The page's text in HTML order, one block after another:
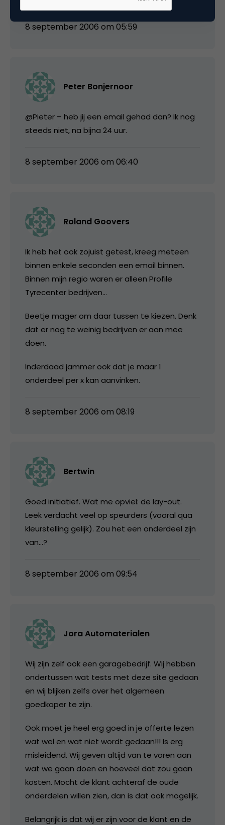
8 september 2006 om 05:59
Peter Bonjernoor
@Pieter – heb jij een email gehad dan? Ik nog
steeds niet, na bijna 24 uur.
8 september 2006 om 06:40
Roland Goovers
Ik heb het ook zojuist getest, kreeg meteen
binnen enkele seconden een email binnen.
Binnen mijn regio waren er alleen Profile
Tyrecenter bedrijven…
Beetje mager om daar tussen te kiezen. Denk
dat er nog te weinig bedrijven er aan mee
doen.
Inderdaad jammer ook dat je maar 1
onderdeel per x kan aanvinken.
8 september 2006 om 08:19
Bertwin
Goed initiatief. Wat me opviel: de lay-out.
Leek verdacht veel op speurders (vooral qua
kleurstelling gelijk). Zou het een onderdeel zijn
van…?
8 september 2006 om 09:54
Jora Automaterialen
Wij zijn zelf ook een garagebedrijf. Wij hebben
ondertussen wat tests met deze site gedaan
en wij blijken zelfs over het algemeen
goedkoper te zijn.
Ook moet je heel erg goed in je offerte lezen
wat wel en wat niet wordt gedaan!!! Is erg
misleidend. Wij geven altijd van te voren aan
wat we gaan doen en hoeveel dat zou gaan
kosten. Mocht de klant achteraf de oude
onderdelen willen zien, dan is dat ook mogelijk.
Belangrijk is dat wij er zijn voor de klant en de